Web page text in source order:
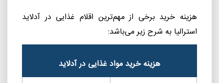
هزینه خرید برخی از مهم‌ترین اقلام غذایی در آدلاید
استرالیا به شرح زیر می‌باشد:
هزینه خرید مواد غذایی در آدلاید